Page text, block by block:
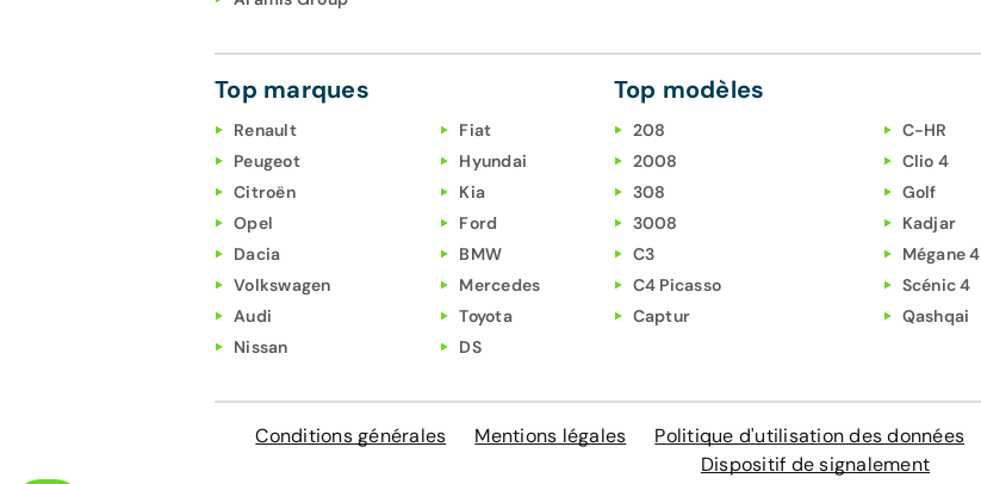
Top marques
Renault
Peugeot
Citroën
Opel
Dacia
Volkswagen
Audi
Nissan
Fiat
Hyundai
Kia
Ford
BMW
Mercedes
Toyota
DS
Top modèles
208
2008
308
3008
C3
C4 Picasso
Captur
C-HR
Clio 4
Golf
Kadjar
Mégane 4
Scénic 4
Qashqai
Conditions générales Mentions légales Politique d'utilisation des données
Dispositif de signalement